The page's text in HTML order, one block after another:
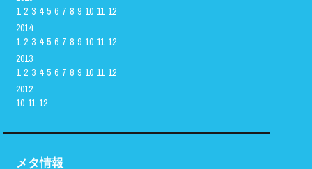
1 2 3 4 5 6 7 8 9 10 11 12
2014
1 2 3 4 5 6 7 8 9 10 11 12
2013
1 2 3 4 5 6 7 8 9 10 11 12
2012
10 11 12
メタ情報